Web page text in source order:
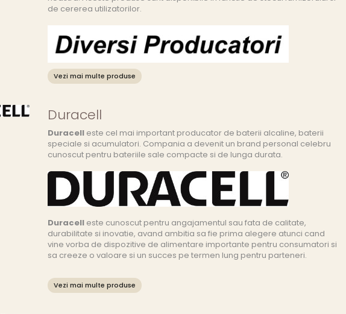
de cererea utilizatorilor.
Vezi mai multe produse
Duracell
Duracelleste cel mai important producator de baterii alcaline, baterii
speciale si acumulatori. Compania a devenit un brand personal celebru
cunoscut pentru bateriile sale compacte si de lunga durata.
Duracelleste cunoscut pentru angajamentul sau fata de calitate,
durabilitate si inovatie, avand ambitia sa fie prima alegere atunci cand
vine vorba de dispozitive de alimentare importante pentru consumatori si
sa creeze o valoare si un succes pe termen lung pentru parteneri.
Vezi mai multe produse